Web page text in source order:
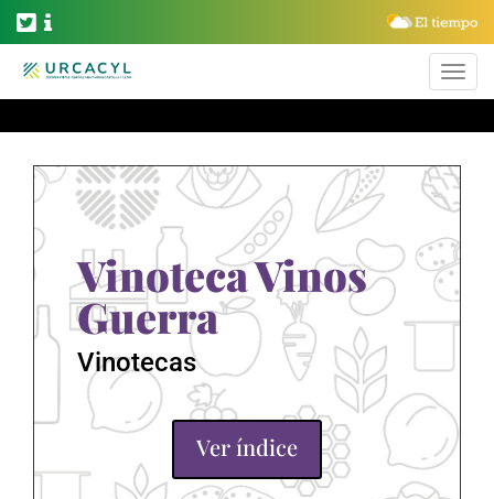
Vinoteca Vinos
Guerra
Vinotecas
Ver índice